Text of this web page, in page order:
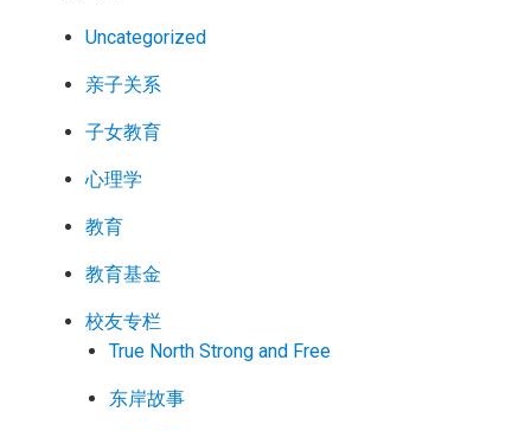
Uncategorized
亲子关系
子女教育
心理学
教育
教育基金
校友专栏
True North Strong and Free
东岸故事